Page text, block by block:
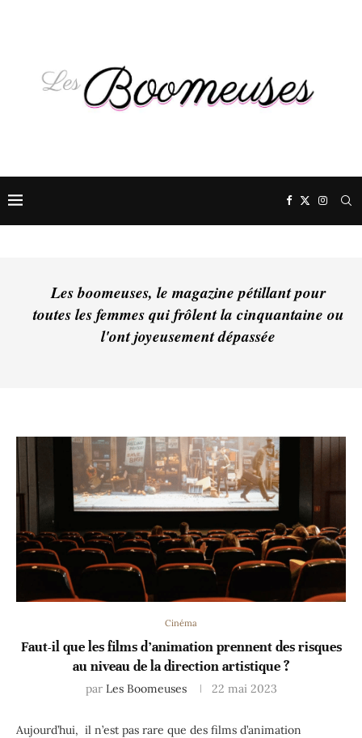
Les boomeuses, le magazine pétillant pour
toutes les femmes qui frôlent la cinquantaine ou
l'ont joyeusement dépassée
Cinéma
Faut-il que les films d’animation prennent des risques
au niveau de la direction artistique ?
par Les Boomeuses 22 mai 2023
Aujourd’hui, il n’est pas rare que des films d’animation